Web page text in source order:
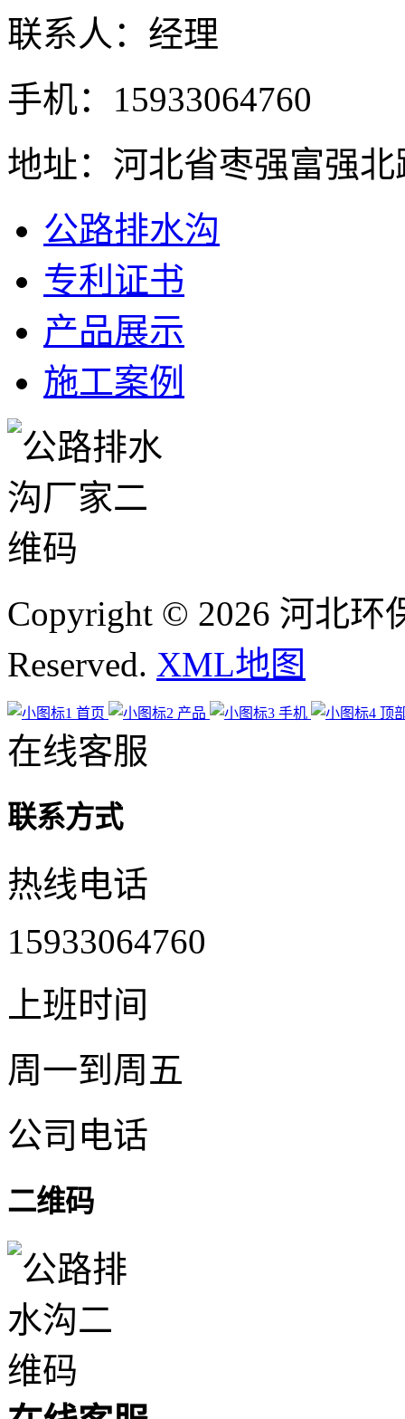
联系人：经理
手机：15933064760
地址：河北省枣强富强北
公路排水沟
专利证书
产品展示
施工案例
Copyright © 2026 河北环
Reserved. XML地图
首页 产品 手机 顶
在线客服
联系方式
热线电话
15933064760
上班时间
周一到周五
公司电话
二维码